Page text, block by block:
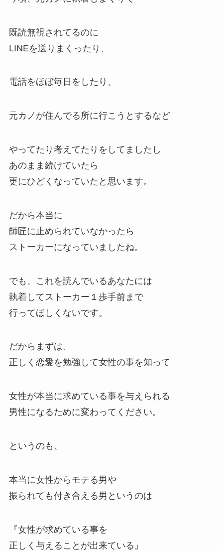
既読無視されてるのに
LINEを送りまくったり、
電話をほぼ毎日をしたり、
元カノが住んでる所に行こうとするなど
やってたり考えてたりをしてましたし
あのまま続けていたら
更にひどくなっていたと思います。
だから本当に
師匠に止められていなかったら
ストーカーになっていましたね。
でも、これを読んでいるあなたには
執着してストーカー１歩手前まで
行ってほしくないです。
だからまずは、
正しく恋愛を勉強して女性の事を知って
女性が本当に求めている事を与えられる
男性になるために変わってください。
というのも、
本当に女性からモテる男や
振られても付き合える男というのは
『女性が求めている事を
正しく与えることが出来ている』